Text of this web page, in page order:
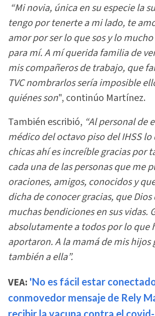
“Mi novia, única en su especie la
tengo por tenerte a mi lado, te
amor por ser lo que sos y lo
para mí. A mí querida familia de
mis compañeros de trabajo, que
TVC nombrarlos sería imposible
quiénes son", continúo Martínez.
También escribió, “Al personal de
médico del octavo piso del IHSS lo
chicas ahí es increíble gracias por
cada una de las personas que me
oraciones, amigos, conocidos y
dicha de conocer gracias, que
muchas bendiciones en sus vidas.
absolutamente a todos por lo que
aportaron. A la mamá de mis hijos
también a ella”.
VEA: 'No es fácil estar
conmovedor mensaje de Rely
recibir la vacuna contra el